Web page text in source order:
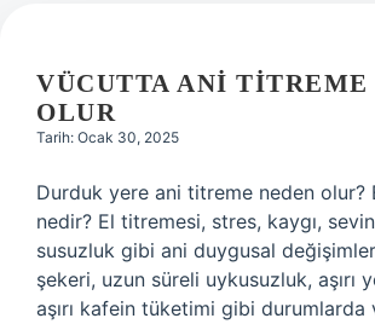
VÜCUTTA ANI TITREME
OLUR
Tarih: Ocak 30, 2025
Durduk yere ani titreme neden olur?
nedir? El titremesi, stres, kaygı,
susuzluk gibi ani duygusal
şekeri, uzun süreli uykusuzluk, aşırı
aşırı kafein tüketimi gibi durumlarda